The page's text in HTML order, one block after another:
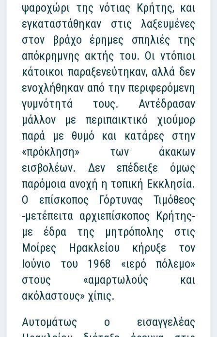
ψαροχώρι της νότιας Κρήτης, και
εγκαταστάθηκαν στις λαξευμένες
στον βράχο έρημες σπηλιές της
απόκρημνης ακτής του. Οι ντόπιοι
κάτοικοι παραξενεύτηκαν, αλλά δεν
ενοχλήθηκαν από την περιφερόμενη
γυμνότητά τους. Αντέδρασαν
μάλλον με περιπαικτικό χιούμορ
παρά με θυμό και κατάρες στην
«πρόκληση» των άκακων
εισβολέων. Δεν επέδειξε όμως
παρόμοια ανοχή η τοπική Εκκλησία.
Ο επίσκοπος Γόρτυνας Τιμόθεος
-μετέπειτα αρχιεπίσκοπος Κρήτης-
με έδρα της μητρόπολης στις
Μοίρες Ηρακλείου κήρυξε τον
Ιούνιο του 1968 «ιερό πόλεμο»
στους «αμαρτωλούς και
ακόλαστους» χίπις.
Αυτομάτως ο εισαγγελέας